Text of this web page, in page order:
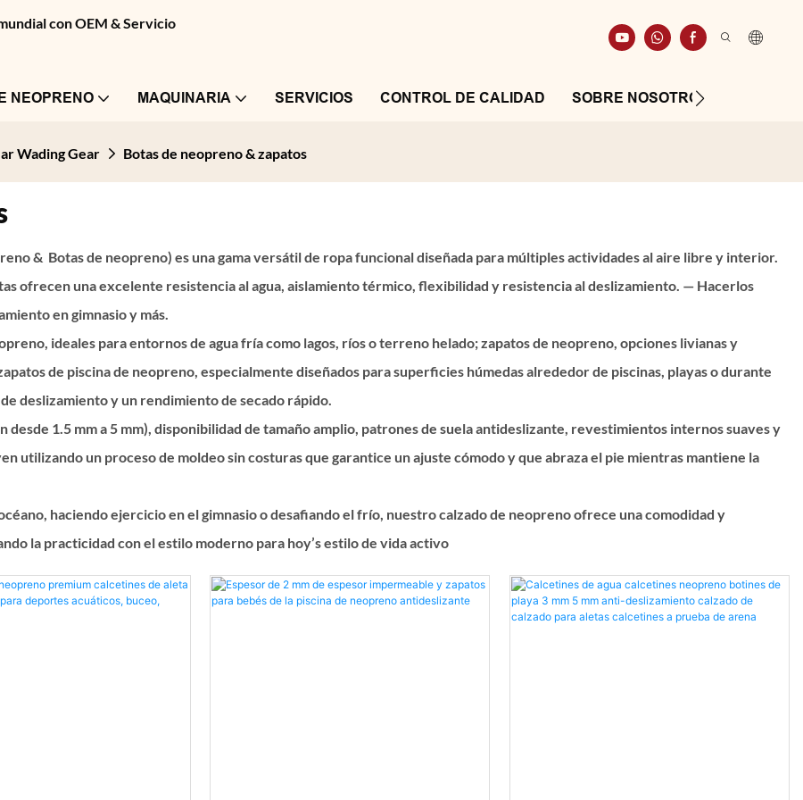
con OEM & Servicio
NEOPRENO MAQUINARIA SERVICIOS CONTROL DE CALIDAD SOBRE NOSOTROS
Wading Gear Botas de neopreno & zapatos
& Botas de neopreno) es una gama versátil de ropa funcional diseñada para múltiples actividades al aire libre y interior.
ofrecen una excelente resistencia al agua, aislamiento térmico, flexibilidad y resistencia al deslizamiento. — Hacerlos
en gimnasio y más.
ideales para entornos de agua fría como lagos, ríos o terreno helado; zapatos de neopreno, opciones livianas y
de piscina de neopreno, especialmente diseñados para superficies húmedas alrededor de piscinas, playas o durante
deslizamiento y un rendimiento de secado rápido.
1.5 mm a 5 mm), disponibilidad de tamaño amplio, patrones de suela antideslizante, revestimientos internos suaves y
utilizando un proceso de moldeo sin costuras que garantice un ajuste cómodo y que abraza el pie mientras mantiene la
haciendo ejercicio en el gimnasio o desafiando el frío, nuestro calzado de neopreno ofrece una comodidad y
la practicidad con el estilo moderno para hoy’s estilo de vida activo